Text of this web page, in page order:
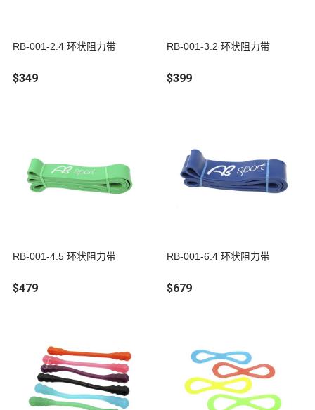
RB-001-2.4 环状阻力带
$349
RB-001-3.2 环状阻力带
$399
RB-001-4.5 环状阻力带
$479
RB-001-6.4 环状阻力带
$679